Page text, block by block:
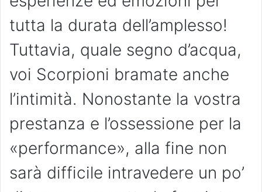
tutta la durata dell’amplesso!
Tuttavia, quale segno d’acqua,
voi Scorpioni bramate anche
l’intimità. Nonostante la vostra
prestanza e l’ossessione per la
«performance», alla fine non
sarà difficile intravedere un po’